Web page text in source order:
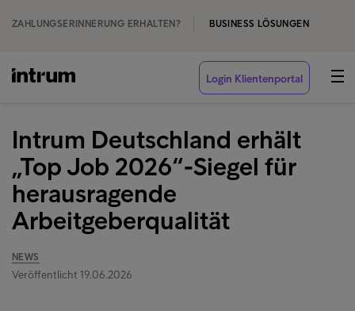
ZAHLUNGSERINNERUNG ERHALTEN? BUSINESS LÖSUNGEN
Login Klientenportal
Intrum Deutschland erhält
„Top Job 2026“-Siegel für
herausragende
Arbeitgeberqualität
NEWS
Veröffentlicht 19.06.2026